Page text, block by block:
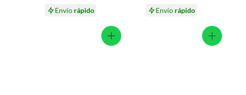
Envío rápido Envío rápido